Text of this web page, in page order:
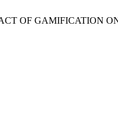
OF GAMIFICATION